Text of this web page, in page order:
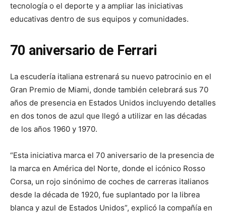
tecnología o el deporte y a ampliar las iniciativas
educativas dentro de sus equipos y comunidades.
70 aniversario de Ferrari
La escudería italiana estrenará su nuevo patrocinio en el
Gran Premio de Miami, donde también celebrará sus 70
años de presencia en Estados Unidos incluyendo detalles
en dos tonos de azul que llegó a utilizar en las décadas
de los años 1960 y 1970.
“Esta iniciativa marca el 70 aniversario de la presencia de
la marca en América del Norte, donde el icónico Rosso
Corsa, un rojo sinónimo de coches de carreras italianos
desde la década de 1920, fue suplantado por la librea
blanca y azul de Estados Unidos”, explicó la compañía en